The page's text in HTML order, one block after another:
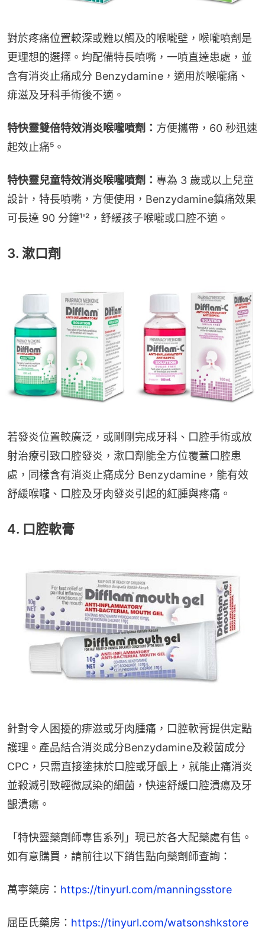
對於疼痛位置較深或難以觸及的喉嚨壁，喉嚨噴劑是
更理想的選擇。均配備特長噴嘴，一噴直達患處，並
含有消炎止痛成分 Benzydamine，適用於喉嚨痛、
痱滋及牙科手術後不適。
特快靈雙倍特效消炎喉嚨噴劑： 方便攜帶，60 秒迅速
起效止痛⁵。
特快靈兒童特效消炎喉嚨噴劑： 專為 3 歲或以上兒童
設計，特長噴嘴，方便使用，Benzydamine鎮痛效果
可長達 90 分鐘¹'²，舒緩孩子喉嚨或口腔不適。
3. 漱口劑
若發炎位置較廣泛，或剛剛完成牙科、口腔手術或放
射治療引致口腔發炎，漱口劑能全方位覆蓋口腔患
處，同樣含有消炎止痛成分 Benzydamine，能有效
舒緩喉嚨、口腔及牙肉發炎引起的紅腫與疼痛。
4. 口腔軟膏
針對令人困擾的痱滋或牙肉腫痛，口腔軟膏提供定點
護理。產品結合消炎成分Benzydamine及殺菌成分
CPC，只需直接塗抹於口腔或牙齦上，就能止痛消炎
並殺滅引致輕微感染的細菌，快速舒緩口腔潰瘍及牙
齦潰瘍。
「特快靈藥劑師專售系列」現已於各大配藥處有售。
如有意購買，請前往以下銷售點向藥劑師查詢：
萬寧藥房： https://tinyurl.com/manningsstore
屈臣氏藥房： https://tinyurl.com/watsonshkstore